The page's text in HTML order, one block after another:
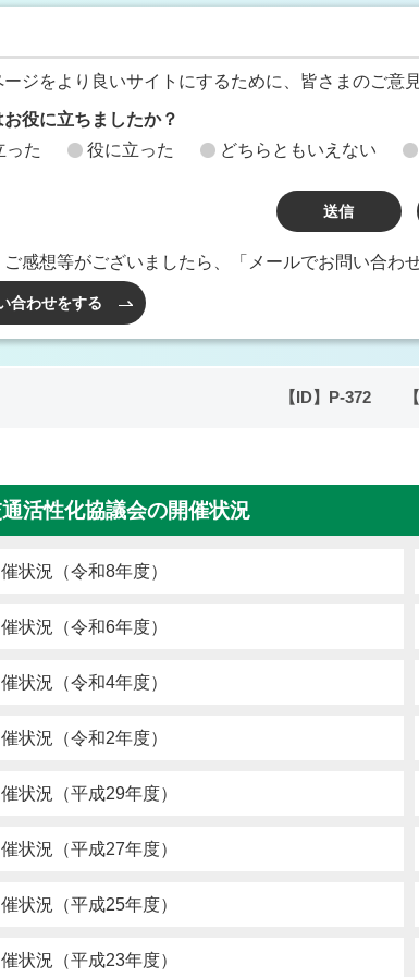
ジをより良いサイトにするために、皆さまのご意
役に立ちましたか？
った
役に立った どちらともいえない
感想等がございましたら、「メールでお問い合わ
合わせをする
【ID】 P-372
活性化協議会の開催状況
状況（令和8年度）
状況（令和6年度）
状況（令和4年度）
状況（令和2年度）
状況（平成29年度）
状況（平成27年度）
状況（平成25年度）
状況（平成23年度）